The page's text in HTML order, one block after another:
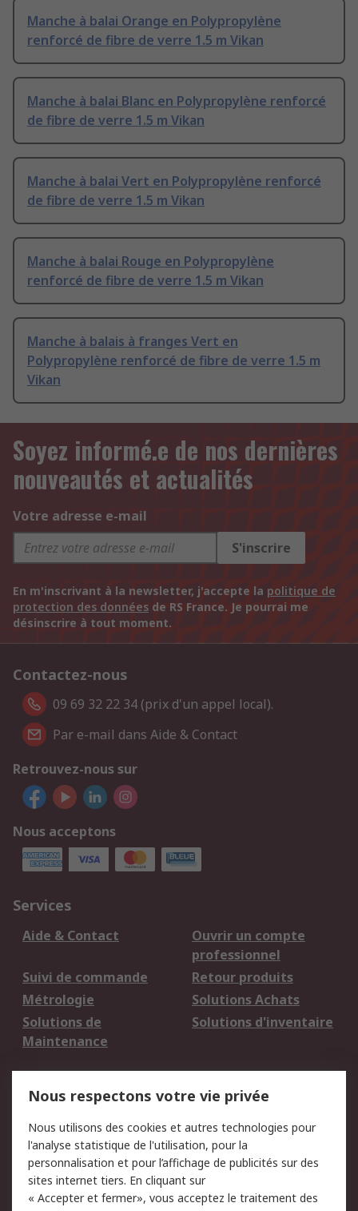
Manche à balai Orange en Polypropylène
renforcé de fibre de verre 1.5 m Vikan
Manche à balai Blanc en Polypropylène renforcé
de fibre de verre 1.5 m Vikan
Manche à balai Vert en Polypropylène renforcé
de fibre de verre 1.5 m Vikan
Manche à balai Rouge en Polypropylène
renforcé de fibre de verre 1.5 m Vikan
Manche à balais à franges Vert en
Polypropylène renforcé de fibre de verre 1.5 m
Vikan
Soyez informé.e de nos dernières
nouveautés et actualités
Votre adresse e-mail
S'inscrire
En m'inscrivant à la newsletter, j'accepte la politique de
protection des données de RS France. Je pourrai me
désinscrire à tout moment.
Contactez-nous
09 69 32 22 34 (prix d'un appel local).
Par e-mail dans Aide & Contact
Retrouvez-nous sur
Nous acceptons
Services
Aide & Contact
Ouvrir un compte
professionnel
Suivi de commande
Retour produits
Métrologie
Solutions Achats
Solutions de
Maintenance
Solutions d'inventaire
du site
Politique de protection
des données - Mise à
jour
Sécurité des E-mails
Nous respectons votre vie privée
Nous utilisons des cookies et autres technologies pour
l'analyse statistique de l'utilisation, pour la
personnalisation et pour l’affichage de publicités sur des
sites internet tiers. En cliquant sur
« Accepter et fermer», vous acceptez le traitement des